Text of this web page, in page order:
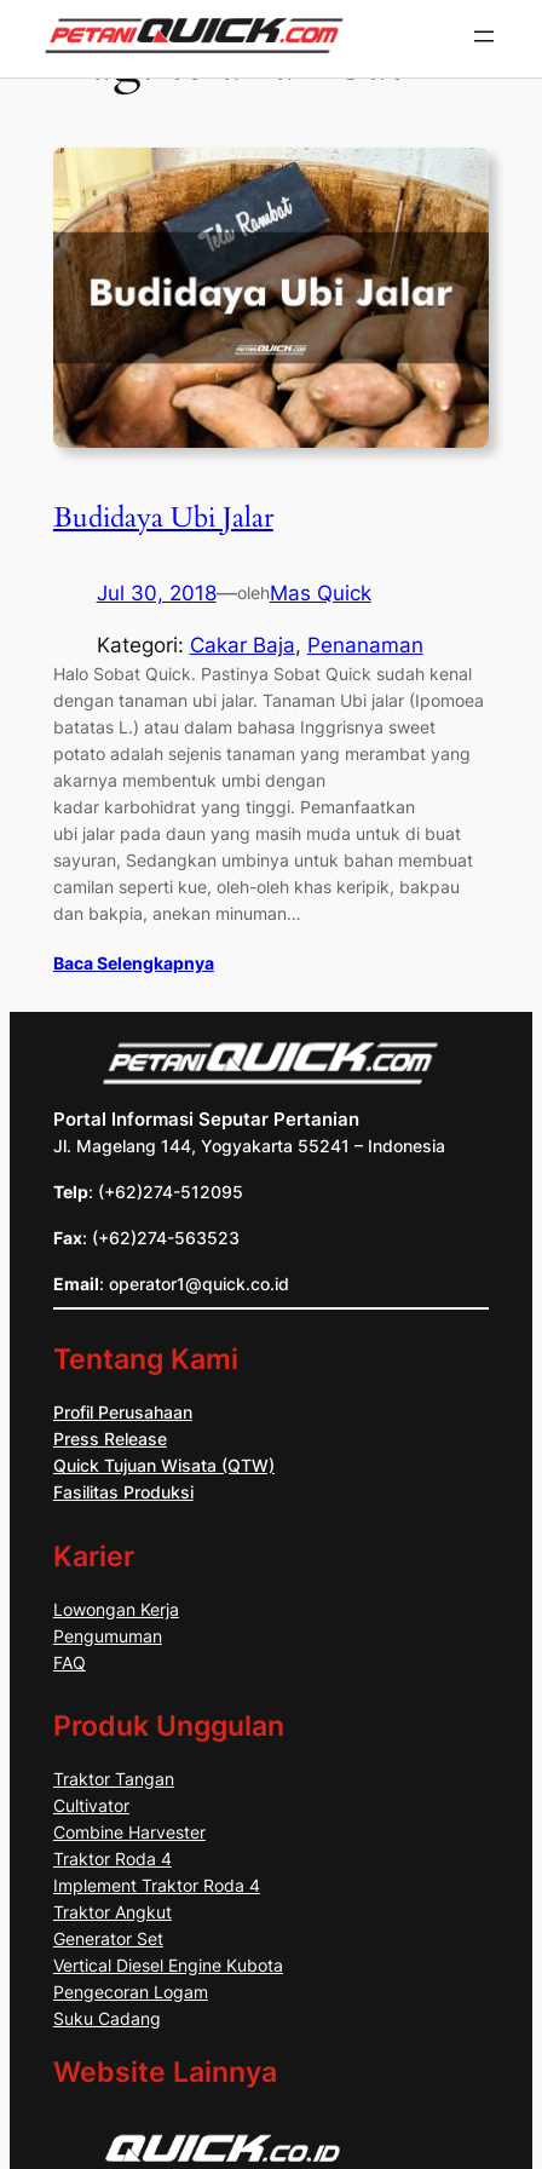
Tag:tela rambat
Budidaya Ubi Jalar
Jul 30, 2018—olehMas Quick
Kategori: Cakar Baja, Penanaman
Halo Sobat Quick. Pastinya Sobat Quick sudah kenal
dengan tanaman ubi jalar. Tanaman Ubi jalar (Ipomoea
batatas L.) atau dalam bahasa Inggrisnya sweet
potato adalah sejenis tanaman yang merambat yang
akarnya membentuk umbi dengan
kadar karbohidrat yang tinggi. Pemanfaatkan
ubi jalar pada daun yang masih muda untuk di buat
sayuran, Sedangkan umbinya untuk bahan membuat
camilan seperti kue, oleh-oleh khas keripik, bakpau
dan bakpia, anekan minuman…
Baca Selengkapnya
Portal Informasi Seputar Pertanian
Jl. Magelang 144, Yogyakarta 55241 – Indonesia
Telp: (+62)274-512095
Fax: (+62)274-563523
Email: operator1@quick.co.id
Tentang Kami
Profil Perusahaan
Press Release
Quick Tujuan Wisata (QTW)
Fasilitas Produksi
Karier
Lowongan Kerja
Pengumuman
FAQ
Produk Unggulan
Traktor Tangan
Cultivator
Combine Harvester
Traktor Roda 4
Implement Traktor Roda 4
Traktor Angkut
Generator Set
Vertical Diesel Engine Kubota
Pengecoran Logam
Suku Cadang
Website Lainnya